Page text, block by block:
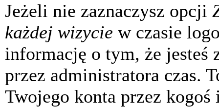
Jeżeli nie zaznaczysz opcji
każdej wizycie w czasie
informację o tym, że jesteś
przez administratora czas.
Twojego konta przez kogoś